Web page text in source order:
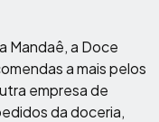
Mandaê, a Doce
a mais pelos
empresa de
da doceria,